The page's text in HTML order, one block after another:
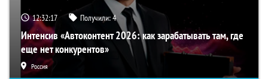
12:32:16 Получили:4
Интенсив «Автоконтент 2026: как зарабатывать там, где
еще нет конкурентов»
Россия